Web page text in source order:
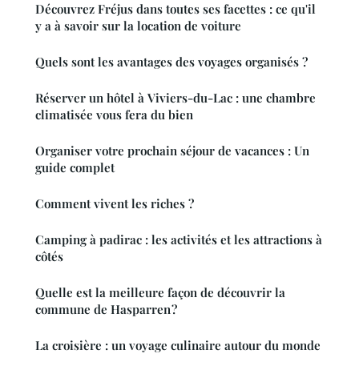
Découvrez Fréjus dans toutes ses facettes : ce qu'il
y a à savoir sur la location de voiture
Quels sont les avantages des voyages organisés ?
Réserver un hôtel à Viviers-du-Lac : une chambre
climatisée vous fera du bien
Organiser votre prochain séjour de vacances : Un
guide complet
Comment vivent les riches ?
Camping à padirac : les activités et les attractions à
côtés
Quelle est la meilleure façon de découvrir la
commune de Hasparren ?
La croisière : un voyage culinaire autour du monde